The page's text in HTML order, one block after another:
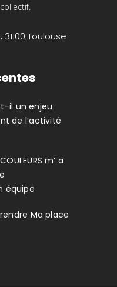
Toulouse
il un enjeu
de l’activité
m’ a
équipe
Ma place